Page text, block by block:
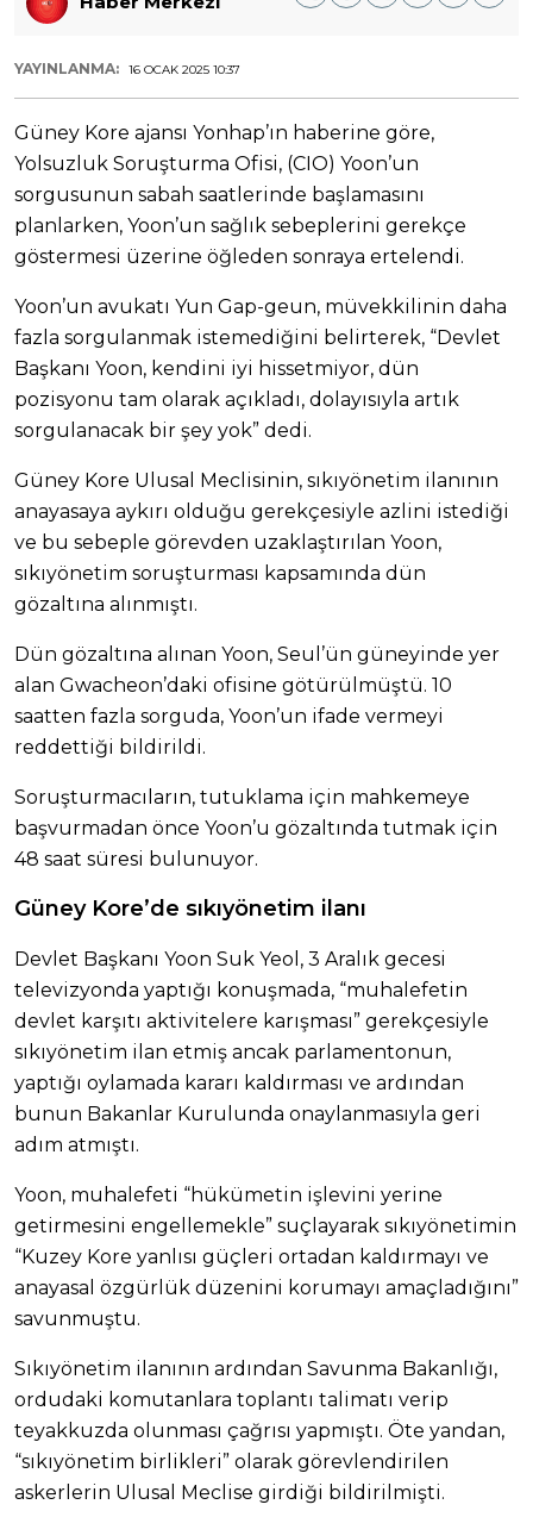
YAYINLANMA: 16 OCAK 2025 10:37
Güney Kore ajansı Yonhap’ın haberine göre,
Yolsuzluk Soruşturma Ofisi, (CIO) Yoon’un
sorgusunun sabah saatlerinde başlamasını
planlarken, Yoon’un sağlık sebeplerini gerekçe
göstermesi üzerine öğleden sonraya ertelendi.
Yoon’un avukatı Yun Gap-geun, müvekkilinin daha
fazla sorgulanmak istemediğini belirterek, “Devlet
Başkanı Yoon, kendini iyi hissetmiyor, dün
pozisyonu tam olarak açıkladı, dolayısıyla artık
sorgulanacak bir şey yok” dedi.
Güney Kore Ulusal Meclisinin, sıkıyönetim ilanının
anayasaya aykırı olduğu gerekçesiyle azlini istediği
ve bu sebeple görevden uzaklaştırılan Yoon,
sıkıyönetim soruşturması kapsamında dün
gözaltına alınmıştı.
Dün gözaltına alınan Yoon, Seul’ün güneyinde yer
alan Gwacheon’daki ofisine götürülmüştü. 10
saatten fazla sorguda, Yoon’un ifade vermeyi
reddettiği bildirildi.
Soruşturmacıların, tutuklama için mahkemeye
başvurmadan önce Yoon’u gözaltında tutmak için
48 saat süresi bulunuyor.
Güney Kore’de sıkıyönetim ilanı
Devlet Başkanı Yoon Suk Yeol, 3 Aralık gecesi
televizyonda yaptığı konuşmada, “muhalefetin
devlet karşıtı aktivitelere karışması” gerekçesiyle
sıkıyönetim ilan etmiş ancak parlamentonun,
yaptığı oylamada kararı kaldırması ve ardından
bunun Bakanlar Kurulunda onaylanmasıyla geri
adım atmıştı.
Yoon, muhalefeti “hükümetin işlevini yerine
getirmesini engellemekle” suçlayarak sıkıyönetimin
“Kuzey Kore yanlısı güçleri ortadan kaldırmayı ve
anayasal özgürlük düzenini korumayı amaçladığını”
savunmuştu.
Sıkıyönetim ilanının ardından Savunma Bakanlığı,
ordudaki komutanlara toplantı talimatı verip
teyakkuzda olunması çağrısı yapmıştı. Öte yandan,
“sıkıyönetim birlikleri” olarak görevlendirilen
askerlerin Ulusal Meclise girdiği bildirilmişti.